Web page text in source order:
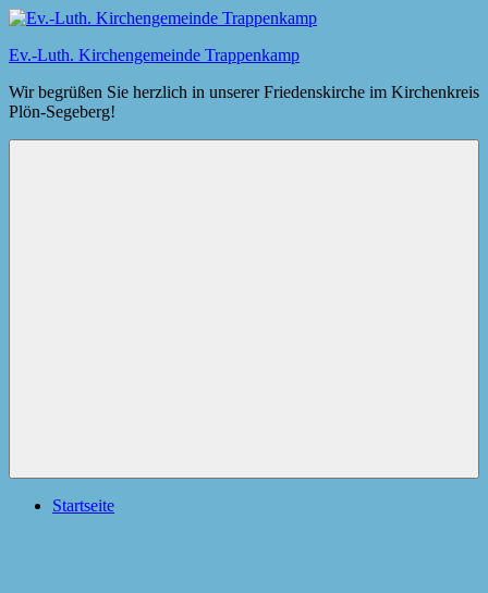
Zum
springen
Ev.-Luth. Kirchengemeinde Trappenkamp
Wir begrüßen Sie herzlich in unserer Friedenskirche im Kirchenkreis
Plön-Segeberg!
Startseite